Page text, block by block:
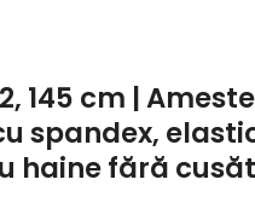
145 cm |
spandex,
haine fără